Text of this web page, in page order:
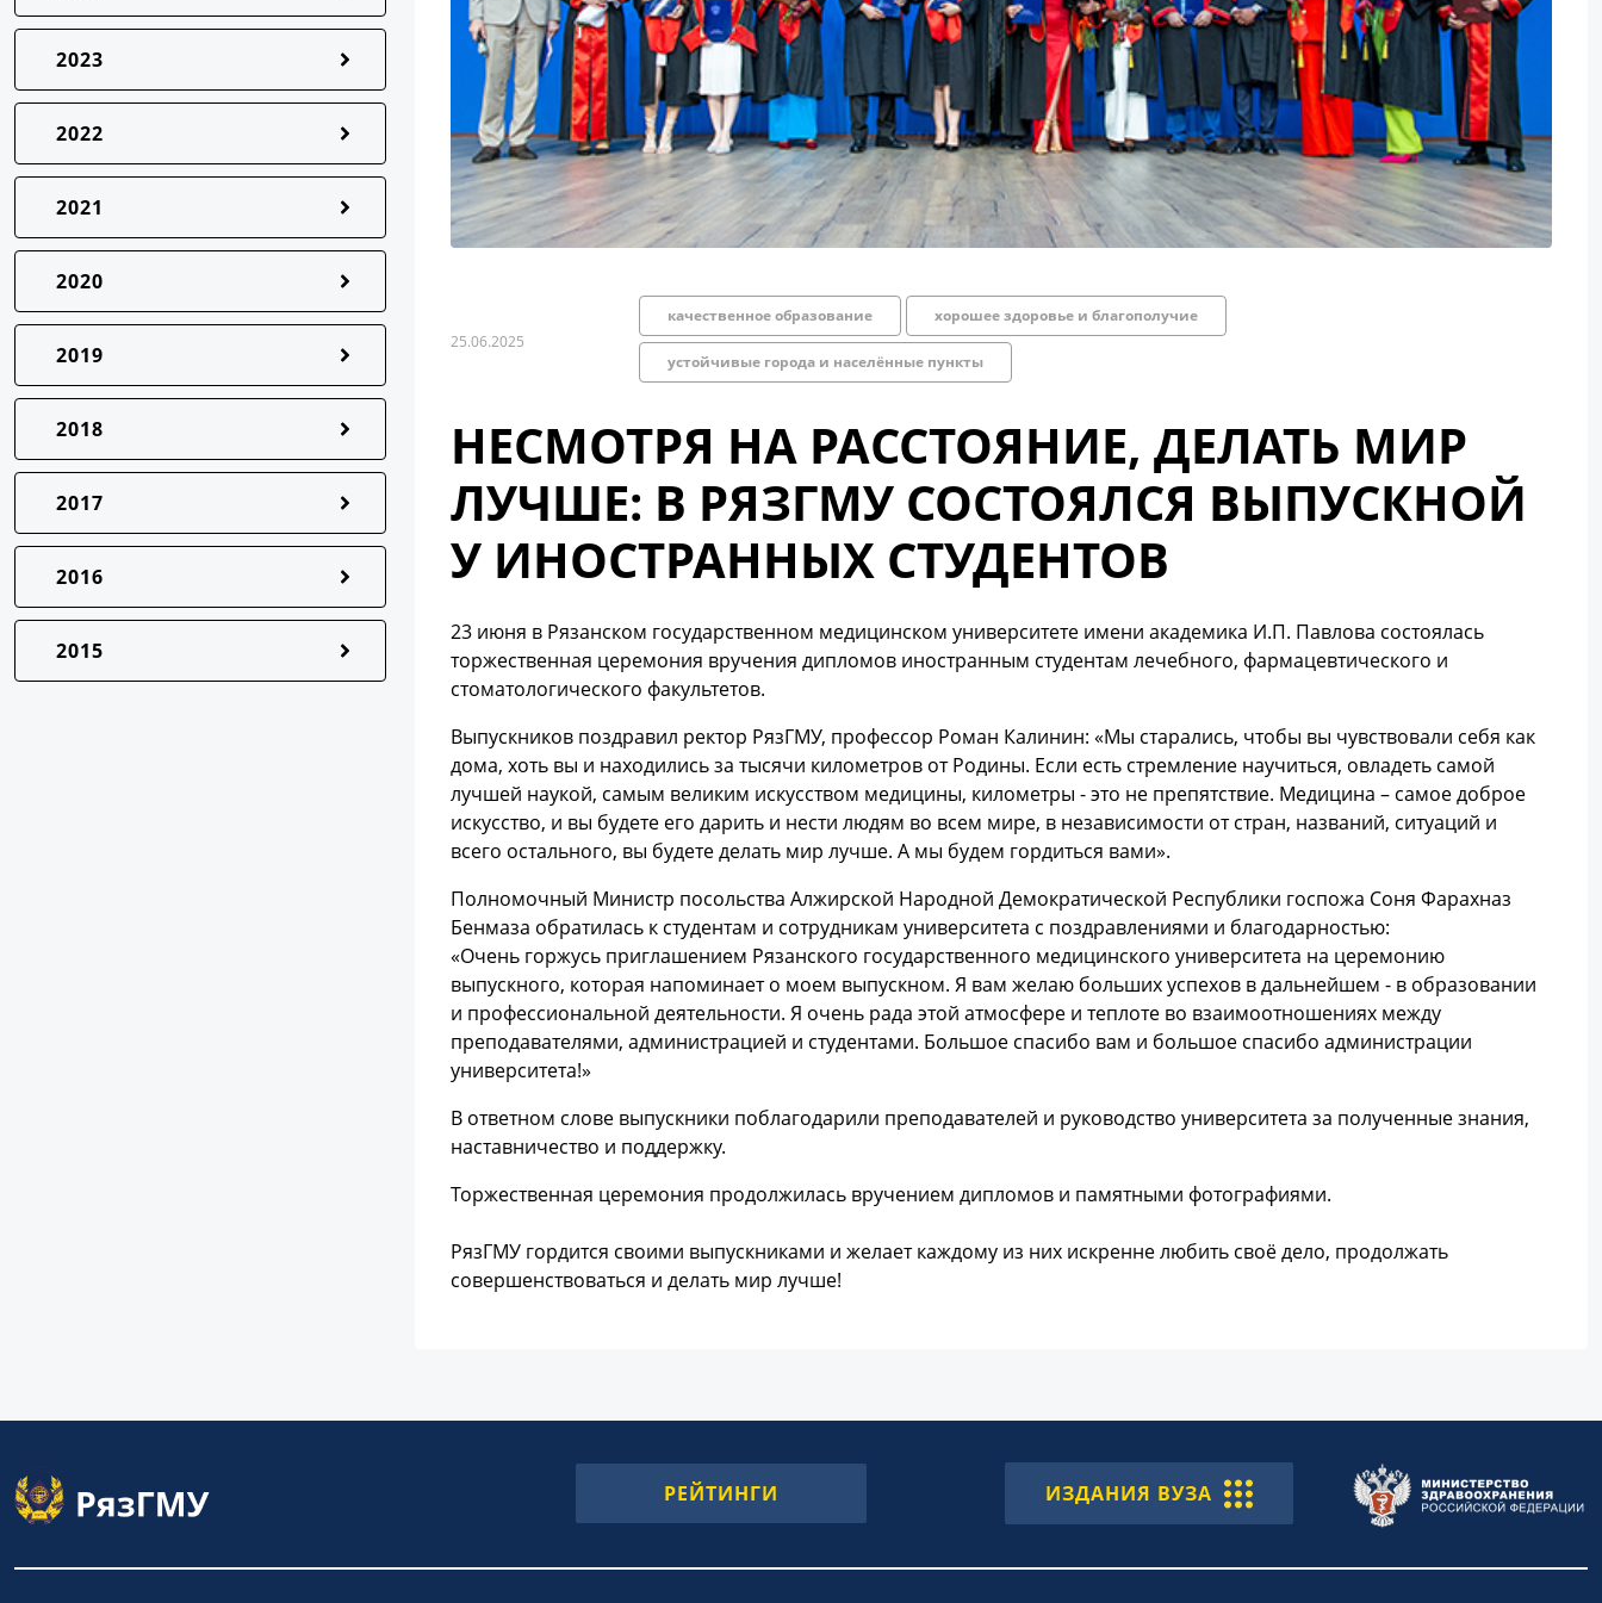
2023
2022
2021
2020
2019
2018
2017
2016
2015
25.06.2025
качественное образование хорошее здоровье и благополучие
устойчивые города и населённые пункты
НЕСМОТРЯ НА РАССТОЯНИЕ, ДЕЛАТЬ МИР
ЛУЧШЕ: В РЯЗГМУ СОСТОЯЛСЯ ВЫПУСКНОЙ
У ИНОСТРАННЫХ СТУДЕНТОВ
23 июня в Рязанском государственном медицинском университете имени академика И.П. Павлова состоялась
торжественная церемония вручения дипломов иностранным студентам лечебного, фармацевтического и
стоматологического факультетов.
Выпускников поздравил ректор РязГМУ, профессор Роман Калинин: «Мы старались, чтобы вы чувствовали себя как
дома, хоть вы и находились за тысячи километров от Родины. Если есть стремление научиться, овладеть самой
лучшей наукой, самым великим искусством медицины, километры - это не препятствие. Медицина – самое доброе
искусство, и вы будете его дарить и нести людям во всем мире, в независимости от стран, названий, ситуаций и
всего остального, вы будете делать мир лучше. А мы будем гордиться вами».
Полномочный Министр посольства Алжирской Народной Демократической Республики госпожа Соня Фарахназ
Бенмаза обратилась к студентам и сотрудникам университета с поздравлениями и благодарностью:
«Очень горжусь приглашением Рязанского государственного медицинского университета на церемонию
выпускного, которая напоминает о моем выпускном. Я вам желаю больших успехов в дальнейшем - в образовании
и профессиональной деятельности. Я очень рада этой атмосфере и теплоте во взаимоотношениях между
преподавателями, администрацией и студентами. Большое спасибо вам и большое спасибо администрации
университета!»
В ответном слове выпускники поблагодарили преподавателей и руководство университета за полученные знания,
наставничество и поддержку.
Торжественная церемония продолжилась вручением дипломов и памятными фотографиями.
РязГМУ гордится своими выпускниками и желает каждому из них искренне любить своё дело, продолжать
совершенствоваться и делать мир лучше!
РЕЙТИНГИ ИЗДАНИЯ ВУЗА